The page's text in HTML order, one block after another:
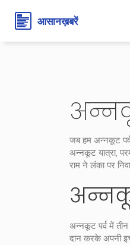
जब हम अन्नकूट
अन्नकूट यात्रा,
राम ने लंका पर
अन्नकूट पर्व में
दान करके अपनी